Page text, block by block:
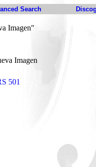
Search
Imagen"
Imagen
501